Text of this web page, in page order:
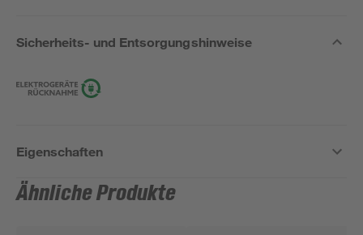
Sicherheits- und Entsorgungshinweise
Eigenschaften
Ähnliche Produkte